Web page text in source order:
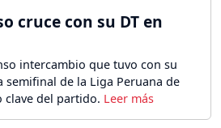
cruce con su DT en
intercambio que tuvo con su
de la Liga Peruana de
clave del partido.